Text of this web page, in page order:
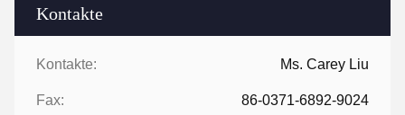
Kontakte
Kontakte: Ms. Carey Liu
Fax: 86-0371-6892-9024